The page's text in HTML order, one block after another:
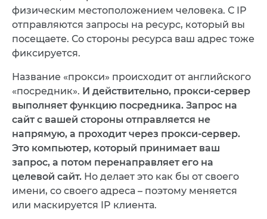
физическим местоположением человека. С IP
отправляются запросы на ресурс, который вы
посещаете. Со стороны ресурса ваш адрес тоже
фиксируется.
Название «прокси» происходит от английского
«посредник». И действительно, прокси-сервер
выполняет функцию посредника. Запрос на
сайт с вашей стороны отправляется не
напрямую, а проходит через прокси-сервер.
Это компьютер, который принимает ваш
запрос, а потом перенаправляет его на
целевой сайт. Но делает это как бы от своего
имени, со своего адреса – поэтому меняется
или маскируется IP клиента.